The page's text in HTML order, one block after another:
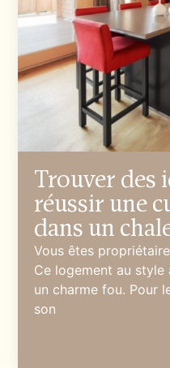
Trouver des
réussir une
dans un
Vous êtes
Ce logement au
un charme fou. Pour
son